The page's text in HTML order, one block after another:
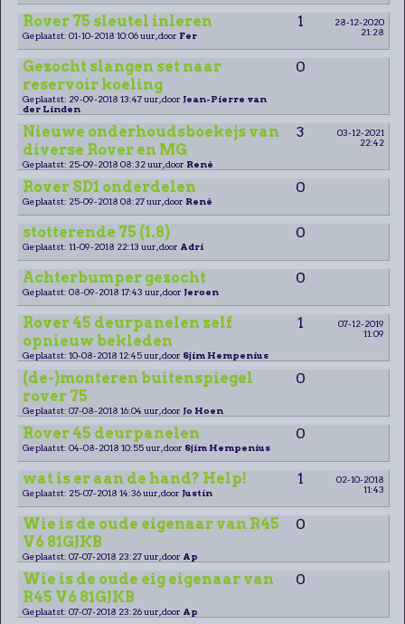
Rover 75 sleutel inleren 1
28-12-2020
21:28
Geplaatst: 01-10-2018 10:06 uur, door Fer
Gezocht slangen set naar
reservoir koeling
0
Geplaatst: 29-09-2018 13:47 uur, door Jean-Pierre van
der Linden
Nieuwe onderhoudsboekejs van
diverse Rover en MG
3
03-12-2021
22:42
Geplaatst: 25-09-2018 08:32 uur, door René
Rover SD1 onderdelen 0
Geplaatst: 25-09-2018 08:27 uur, door René
stotterende 75 (1.8) 0
Geplaatst: 11-09-2018 22:13 uur, door Adri
Achterbumper gezocht 0
Geplaatst: 08-09-2018 17:43 uur, door Jeroen
Rover 45 deurpanelen zelf
opnieuw bekleden
1
07-12-2019
11:09
Geplaatst: 10-08-2018 12:45 uur, door Sjim Hempenius
(de-)monteren buitenspiegel
rover 75
0
Geplaatst: 07-08-2018 16:04 uur, door Jo Hoen
Rover 45 deurpanelen 0
Geplaatst: 04-08-2018 10:55 uur, door Sjim Hempenius
wat is er aan de hand? Help! 1
02-10-2018
11:43
Geplaatst: 25-07-2018 14:36 uur, door Justin
Wie is de oude eigenaar van R45
V6 81GJKB
0
Geplaatst: 07-07-2018 23:27 uur, door Ap
Wie is de oude eig eigenaar van
R45 V6 81GJKB
0
Geplaatst: 07-07-2018 23:26 uur, door Ap